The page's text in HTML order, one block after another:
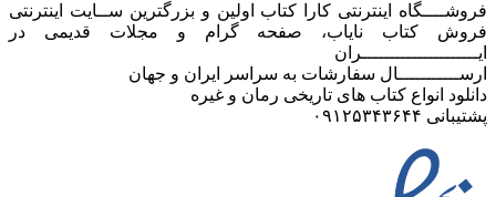
فروشــــگاه اینترنتی کارا کتاب اولین و بزرگترین ســایت اینترنتی
فروش کتاب نایاب، صفحه گرام و مجلات قدیمی در
ایـــــــــــــــــــــران
ارســـــــــــال سفارشات به سراسر ایران و جهان
دانلود انواع کتاب های تاریخی رمان و غیره
پشتیبانی ۰۹۱۲۵۳۴۳۶۴۴